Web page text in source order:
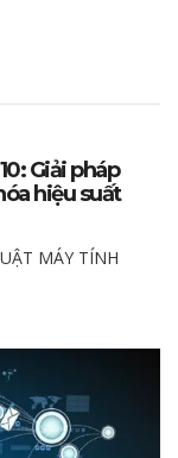
Giải pháp
hiệu suất
MÁY TÍNH